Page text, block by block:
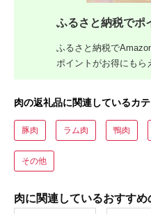
ふるさと納税でポ
ふるさと納税で
ポイントがお得にもら
肉の返礼品に関連しているカテ
豚肉 ラム肉 鴨肉
その他
肉に関連しているおすすめ